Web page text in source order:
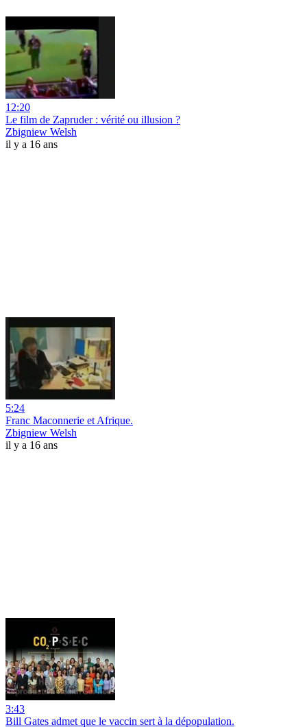
12:20
Le film de Zapruder : vérité ou illusion ?
Zbigniew Welsh
il y a 16 ans
5:24
Franc Maconnerie et Afrique.
Zbigniew Welsh
il y a 16 ans
3:43
Bill Gates admet que le vaccin sert à la dépopulation.